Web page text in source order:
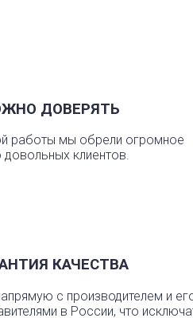
ДОВЕРЯТЬ
работы мы обрели огромное
довольных клиентов.
КАЧЕСТВА
с производителем и
в России, что